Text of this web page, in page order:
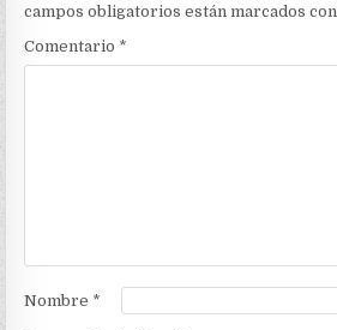
campos obligatorios están marcados con
Comentario *
Nombre *